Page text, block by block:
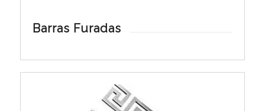
Barras Furadas